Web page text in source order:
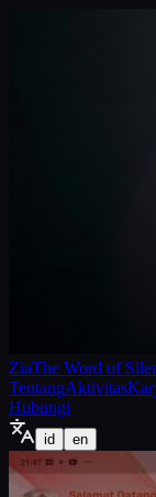
ZiaThe Word of
TentangAktivitas
Hubungi
id en